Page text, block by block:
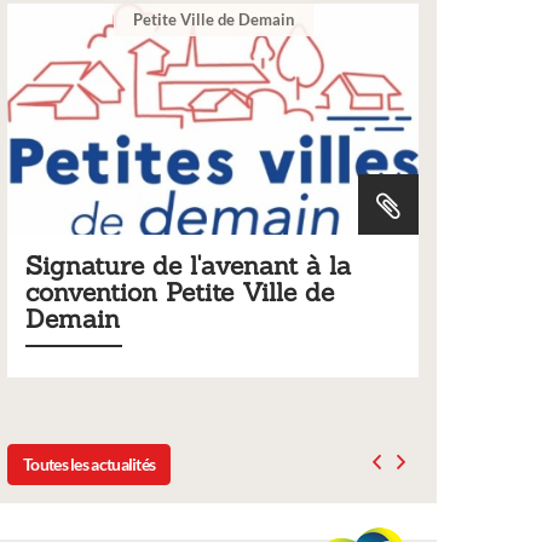
Ville de Demain
l'avenant à la
Petite Ville de
Tarifs 2026 des
municipaux
Toutes les actualités